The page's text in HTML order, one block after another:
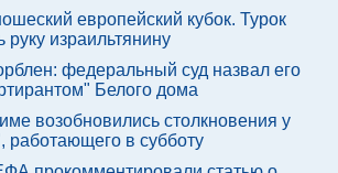
европейский кубок. Турок
руку израильтянину
федеральный суд назвал его
Белого дома
возобновились столкновения у
в субботу